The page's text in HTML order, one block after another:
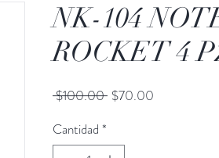
NK-104
ROCKET 4
$100.00 Precio
$70.00
Cantidad *